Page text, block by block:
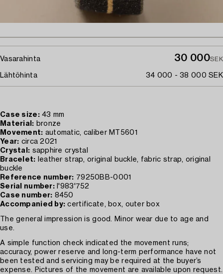
Vasarahinta 30 000SEK
Lähtöhinta 34 000 - 38 000 SEK
Case size:43 mm
Material: bronze
Movement: automatic, caliber MT5601
Year: circa 2021
Crystal: sapphire crystal
Bracelet: leather strap, original buckle, fabric strap, original
buckle
Reference number: 79250BB-0001
Serial number:I'983'752
Case number: 8450
Accompanied by: certificate, box, outer box
The general impression is good. Minor wear due to age and
use.
A simple function check indicated the movement runs;
accuracy, power reserve and long-term performance have not
been tested and servicing may be required at the buyer’s
expense. Pictures of the movement are available upon request.